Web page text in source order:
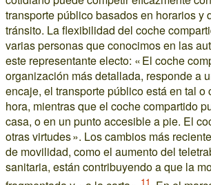
transporte público basados en horarios y
tránsito. La flexibilidad del coche
varias personas que conocimos en las
este representante electo: « El coche
organización más detallada, responde a
encaje, el transporte público está en tal o
hora, mientras que el coche compartido
casa, o en un punto accesible a pie. El
otras virtudes ». Los cambios más
de movilidad, como el aumento del
sanitaria, están contribuyendo a que la
11